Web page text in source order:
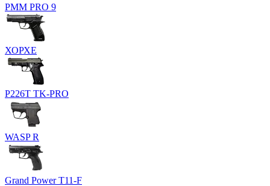
PMM PRO 9
ХОРХЕ
P226T TK-PRO
WASP R
Grand Power T11-F